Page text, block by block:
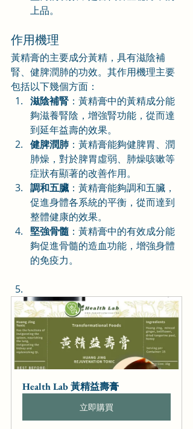
上品。
作用機理
黃精膏的主要成分黃精，具有滋陰補
腎、健脾潤肺的功效。其作用機理主要
包括以下幾個方面：
滋陰補腎 ：黃精膏中的黃精成分能
夠滋養腎陰，增強腎功能，從而達
到延年益壽的效果。
健脾潤肺 ：黃精膏能夠健脾胃、潤
肺燥，對於脾胃虛弱、肺燥咳嗽等
症狀有顯著的改善作用。
調和五臟 ：黃精膏能夠調和五臟，
促進身體各系統的平衡，從而達到
整體健康的效果。
堅強骨髓 ：黃精膏中的有效成分能
夠促進骨髓的造血功能，增強身體
的免疫力。
Health Lab 黃精益壽膏
立即購買